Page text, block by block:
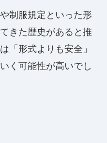
制服規定といった形
きた歴史があると推
「形式よりも安全」
く可能性が高いでし